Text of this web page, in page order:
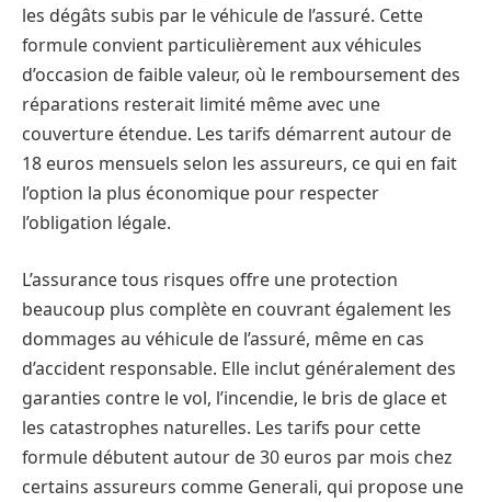
les dégâts subis par le véhicule de l’assuré. Cette
formule convient particulièrement aux véhicules
d’occasion de faible valeur, où le remboursement des
réparations resterait limité même avec une
couverture étendue. Les tarifs démarrent autour de
18 euros mensuels selon les assureurs, ce qui en fait
l’option la plus économique pour respecter
l’obligation légale.
L’assurance tous risques offre une protection
beaucoup plus complète en couvrant également les
dommages au véhicule de l’assuré, même en cas
d’accident responsable. Elle inclut généralement des
garanties contre le vol, l’incendie, le bris de glace et
les catastrophes naturelles. Les tarifs pour cette
formule débutent autour de 30 euros par mois chez
certains assureurs comme Generali, qui propose une